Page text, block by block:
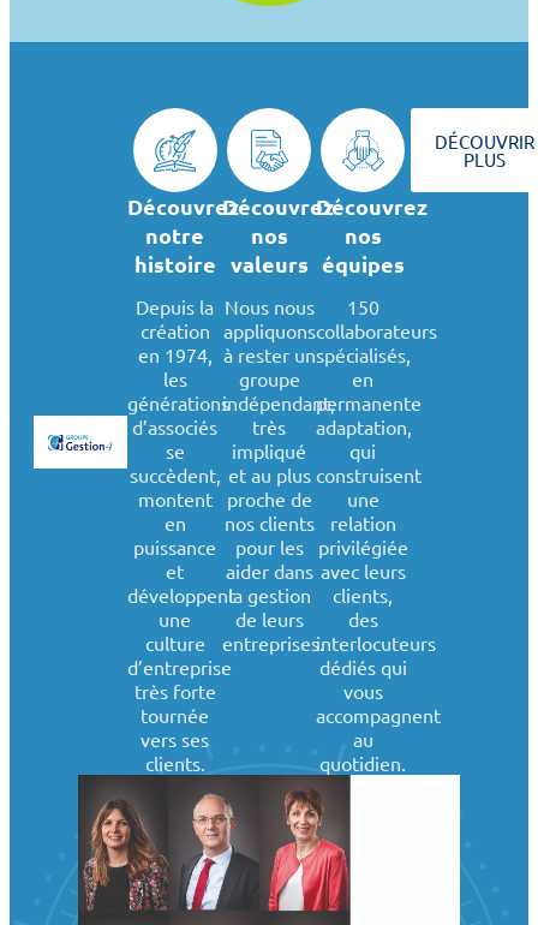
Découvrez
notre
histoire
Depuis la
création
en 1974,
les
générations
d’associés
se
succèdent,
montent
en
puissance
et
développent
une
culture
d’entreprise
très forte
tournée
vers ses
clients.
Découvrez
nos
valeurs
Nous nous
appliquons
à rester un
groupe
indépendant,
très
impliqué
et au plus
proche de
nos clients
pour les
aider dans
la gestion
de leurs
entreprises.
Découvrez
nos
équipes
150
collaborateurs
spécialisés,
en
permanente
adaptation,
qui
construisent
une
relation
privilégiée
avec leurs
clients,
des
interlocuteurs
dédiés qui
vous
accompagnent
au
quotidien.
DÉCOUVRIR
PLUS